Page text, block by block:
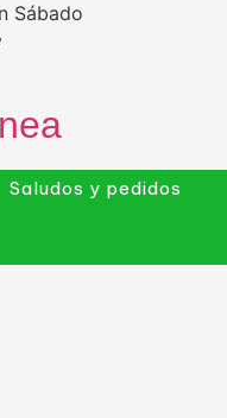
Sábado
Saludos y pedidos